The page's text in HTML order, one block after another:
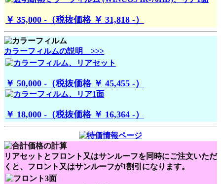
￥ 35,000 -（税抜価格 ￥ 31,818 -）
カラーフィルムの説明 >>>
￥ 50,000 -（税抜価格 ￥ 45,455 -）
￥ 18,000 -（税抜価格 ￥ 16,364 -）
リアセットとフロント又はサンルーフを同時にご注文いただ
くと、フロント又はサンルーフが1割引になります。